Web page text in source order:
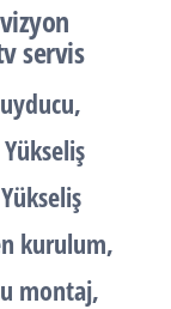
servis
kurulum,
montaj,